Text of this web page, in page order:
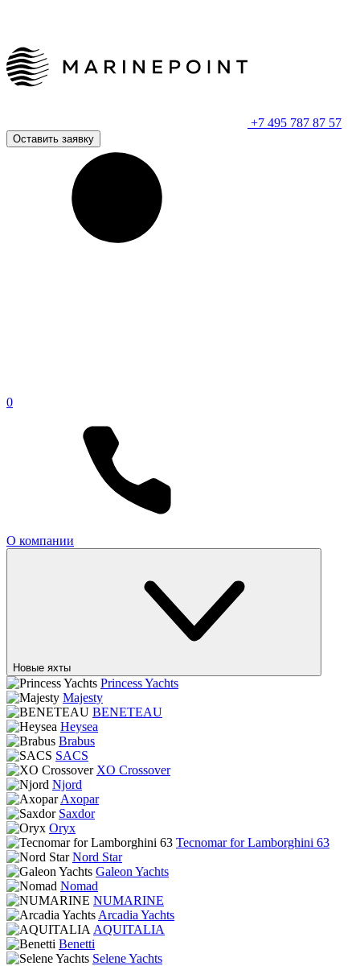
+7 495 787 87 57
Оставить заявку
0
О компании
Новые яхты
Princess Yachts
Majesty
BENETEAU
Heysea
Brabus
SACS
XO Crossover
Njord
Axopar
Saxdor
Oryx
Tecnomar for Lamborghini 63
Nord Star
Galeon Yachts
Nomad
NUMARINE
Arcadia Yachts
AQUITALIA
Benetti
Selene Yachts